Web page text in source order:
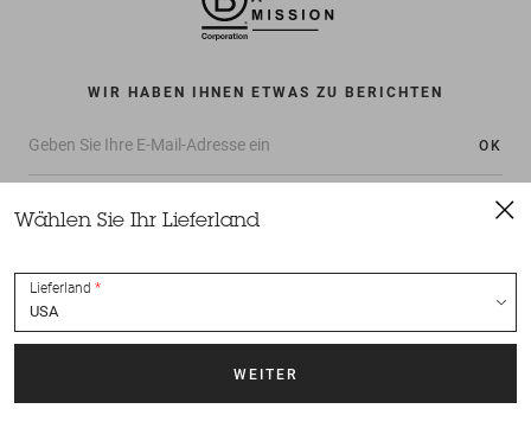
WIR HABEN IHNEN ETWAS ZU BERICHTEN
OK
Wählen Sie Ihr Lieferland
Lieferland